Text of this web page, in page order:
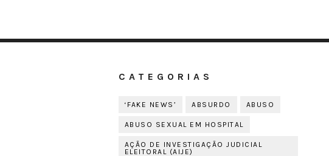
CATEGORIAS
‘FAKE NEWS’ ABSURDO ABUSO
ABUSO SEXUAL EM HOSPITAL
AÇÃO DE INVESTIGAÇÃO JUDICIAL
ELEITORAL (AIJE)